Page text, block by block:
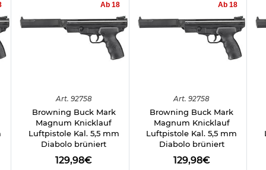
Ab 18
Art. 92758
Browning Buck Mark
Magnum Knicklauf
Luftpistole Kal. 5,5 mm
Diabolo brüniert
129,98€
Ab 18
Art. 92758
Browning Buck Mark
Magnum Knicklauf
Luftpistole Kal. 5,5 mm
Diabolo brüniert
129,98€